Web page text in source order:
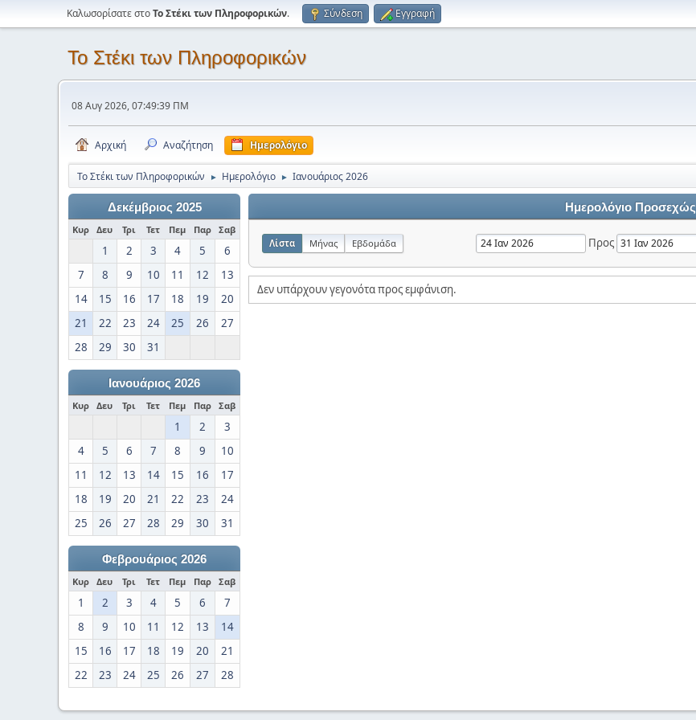
Καλωσορίσατε στοΤο Στέκι των Πληροφορικών. Σύνδεση Εγγραφή
Το Στέκι των Πληροφορικών
08 Αυγ 2026, 07:49:39 ΠΜ
Αρχική Αναζήτηση Ημερολόγιο
Το Στέκι των Πληροφορικών ► Ημερολόγιο ► Ιανουάριος 2026
Δεκέμβριος 2025
Κυρ Δευ Τρι Τετ Πεμ Παρ Σαβ
1 2 3 4 5
6
7
8 9 10 11 12
13
14
15 16 17 18 19
20
21
22 23 24 25 26
27
28
29 30 31
Ιανουάριος 2026
Κυρ Δευ Τρι Τετ Πεμ Παρ Σαβ
1 2
3
4
5 6 7 8 9
10
11
12 13 14 15 16
17
18
19 20 21 22 23
24
25
26 27 28 29 30 31
Φεβρουάριος 2026
Κυρ Δευ Τρι Τετ Πεμ Παρ Σαβ
1 2 3 4 5 6
7
8
9 10 11 12 13
14
15
16 17 18 19 20
21
22
23 24 25 26 27 28
Ημερολόγιο Προσεχώς
Λίστα Μήνας Εβδομάδα Προς
Δεν υπάρχουν γεγονότα προς εμφάνιση.